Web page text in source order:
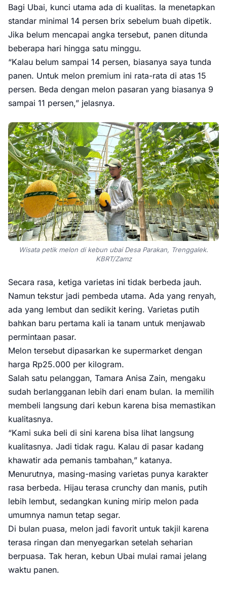
Bagi Ubai, kunci utama ada di kualitas. Ia menetapkan
standar minimal 14 persen brix sebelum buah dipetik.
Jika belum mencapai angka tersebut, panen ditunda
beberapa hari hingga satu minggu.
“Kalau belum sampai 14 persen, biasanya saya tunda
panen. Untuk melon premium ini rata-rata di atas 15
persen. Beda dengan melon pasaran yang biasanya 9
sampai 11 persen,” jelasnya.
Wisata petik melon di kebun ubai Desa Parakan, Trenggalek.
KBRT/Zamz
Secara rasa, ketiga varietas ini tidak berbeda jauh.
Namun tekstur jadi pembeda utama. Ada yang renyah,
ada yang lembut dan sedikit kering. Varietas putih
bahkan baru pertama kali ia tanam untuk menjawab
permintaan pasar.
Melon tersebut dipasarkan ke supermarket dengan
harga Rp25.000 per kilogram.
Salah satu pelanggan, Tamara Anisa Zain, mengaku
sudah berlangganan lebih dari enam bulan. Ia memilih
membeli langsung dari kebun karena bisa memastikan
kualitasnya.
“Kami suka beli di sini karena bisa lihat langsung
kualitasnya. Jadi tidak ragu. Kalau di pasar kadang
khawatir ada pemanis tambahan,” katanya.
Menurutnya, masing-masing varietas punya karakter
rasa berbeda. Hijau terasa crunchy dan manis, putih
lebih lembut, sedangkan kuning mirip melon pada
umumnya namun tetap segar.
Di bulan puasa, melon jadi favorit untuk takjil karena
terasa ringan dan menyegarkan setelah seharian
berpuasa. Tak heran, kebun Ubai mulai ramai jelang
waktu panen.